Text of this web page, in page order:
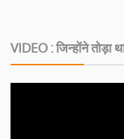
VIDEO : जिन्होंने तोड़ा